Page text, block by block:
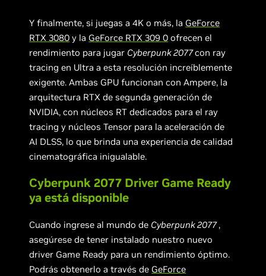
Y finalmente, si juegas a 4K o más, la GeForce
RTX 3080 y la GeForce RTX 3090 ofrecen el
rendimiento para jugar Cyberpunk 2077con ray
tracing en Ultra a esta resolución increíblemente
exigente. Ambas GPU funcionan con Ampere, la
arquitectura RTX de segunda generación de
NVIDIA, con núcleos RT dedicados para el ray
tracing y núcleos Tensor para la aceleración de
AI DLSS, lo que brinda una experiencia de calidad
cinematográfica inigualable.
Cyberpunk 2077 Driver Game Ready
ya está disponible
Cuando ingrese al mundo de Cyberpunk 2077,
asegúrese de tener instalado nuestro nuevo
driver Game Ready para un rendimiento óptimo.
Podrás obtenerlo a través de GeForce